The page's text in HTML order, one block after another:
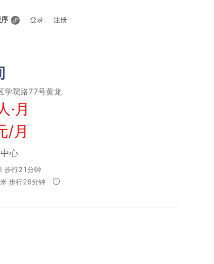
登录 注册
学院路77号黄龙
·月
/月
心
步行21分钟
步行26分钟